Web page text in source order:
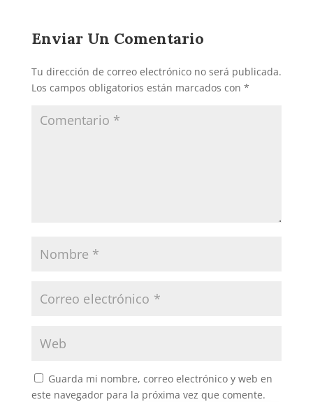
Enviar Un Comentario
Tu dirección de correo electrónico no será publicada.
Los campos obligatorios están marcados con *
Guarda mi nombre, correo electrónico y web en
este navegador para la próxima vez que comente.